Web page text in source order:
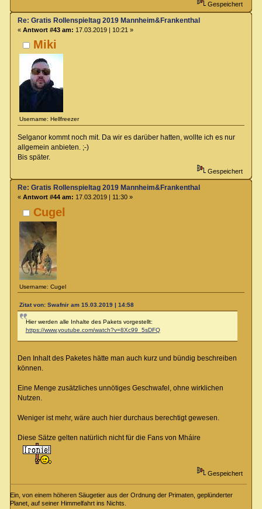
Gespeichert
Miki
Username: Hellfreezer
Re: Gratis Rollenspieltag 2019 Mannheim&Frankenthal
« Antwort #43 am: 17.03.2019 | 10:21 »
Selganor kommt noch mit. Da wir es darüber hatten, wollte ich es nur
allgemein anbieten. ;-)
Bis später.
Gespeichert
Cugel
Username: Cugel
Re: Gratis Rollenspieltag 2019 Mannheim&Frankenthal
« Antwort #44 am: 17.03.2019 | 11:30 »
Zitat von: Swafnir am 15.03.2019 | 14:58
Hier werden alle Inhalte des Pakets vorgestellt:
https://www.youtube.com/watch?v=8Xc99_5sDFQ
Den Inhalt des Paketes hätte man auch kurz und bündig beschreiben
können.
Eine Menge zusätzliches unnötiges Geschwafel, ohne wirklichen
Nutzen.
Weniger ist mehr, wäre auch hier durchaus berechtigt gewesen.
Diese Sätze gelten natürlich nicht für die Fans von Mháire
Gespeichert
Ein, von einem höheren Säugetier aus der Ordnung der Primaten, geplünderter
Planet, auf seiner Himmelfahrt ins Nichts.